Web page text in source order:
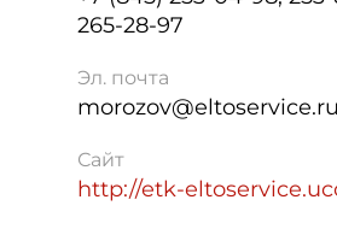
265-28-97
Эл. почта
morozov@eltoservice.ru
Сайт
http://etk-